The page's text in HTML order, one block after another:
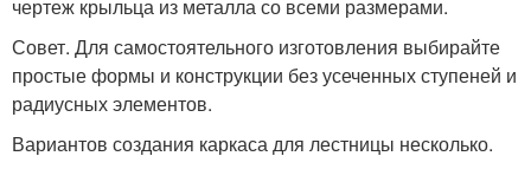
чертеж крыльца из металла со всеми размерами.
Совет. Для самостоятельного изготовления выбирайте
простые формы и конструкции без усеченных ступеней и
радиусных элементов.
Вариантов создания каркаса для лестницы несколько.